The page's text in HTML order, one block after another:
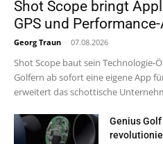
Shot Scope bringt
GPS und
Georg Traun - 07.08.2026
Shot Scope baut sein Technologie-
Golfern ab sofort eine eigene App
erweitert das schottische
Genius